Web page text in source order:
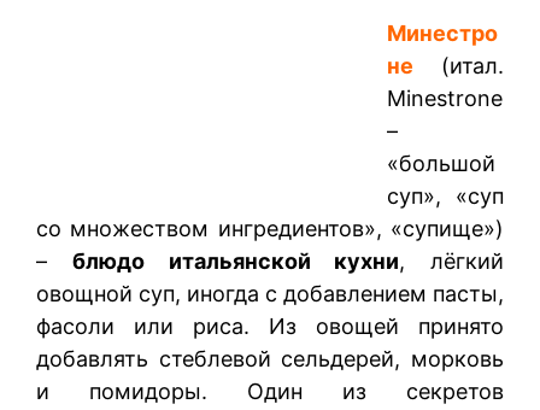
Минестро
не (итал.
Minestrone
–
«большой
суп», «суп
со множеством ингредиентов», «супище»)
– блюдо итальянской кухни, лёгкий
овощной суп, иногда с добавлением пасты,
фасоли или риса. Из овощей принято
добавлять стеблевой сельдерей, морковь
и помидоры. Один из секретов